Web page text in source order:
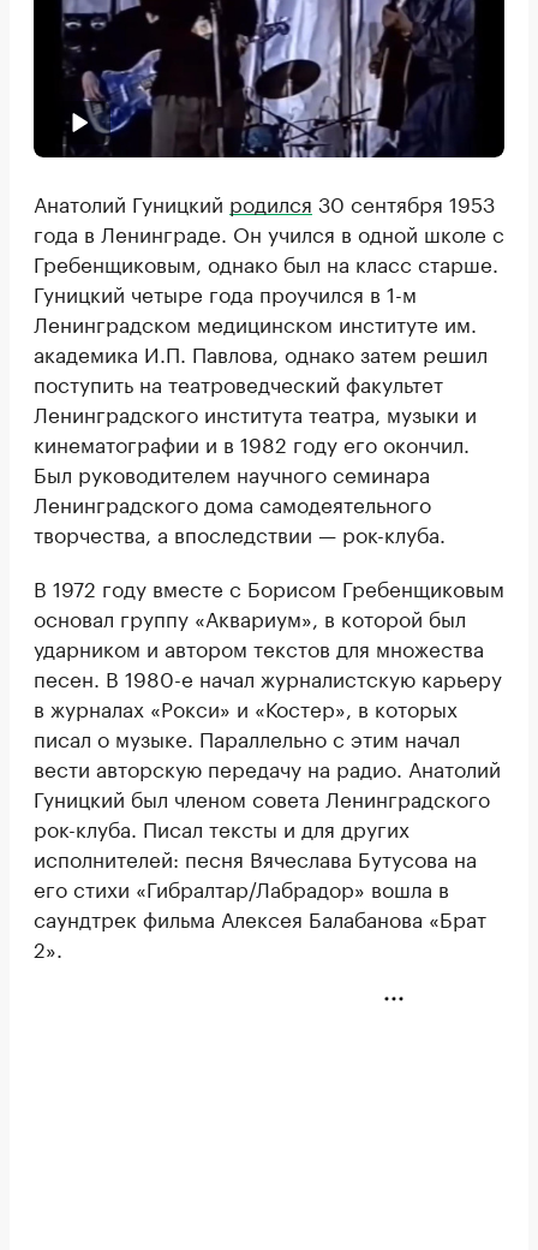
Анатолий Гуницкий родился 30 сентября 1953
года в Ленинграде. Он учился в одной школе с
Гребенщиковым, однако был на класс старше.
Гуницкий четыре года проучился в 1-м
Ленинградском медицинском институте им.
академика И.П. Павлова, однако затем решил
поступить на театроведческий факультет
Ленинградского института театра, музыки и
кинематографии и в 1982 году его окончил.
Был руководителем научного семинара
Ленинградского дома самодеятельного
творчества, а впоследствии — рок-клуба.
В 1972 году вместе с Борисом Гребенщиковым
основал группу «Аквариум», в которой был
ударником и автором текстов для множества
песен. В 1980-е начал журналистскую карьеру
в журналах «Рокси» и «Костер», в которых
писал о музыке. Параллельно с этим начал
вести авторскую передачу на радио. Анатолий
Гуницкий был членом совета Ленинградского
рок-клуба. Писал тексты и для других
исполнителей: песня Вячеслава Бутусова на
его стихи «Гибралтар/Лабрадор» вошла в
саундтрек фильма Алексея Балабанова «Брат
2».